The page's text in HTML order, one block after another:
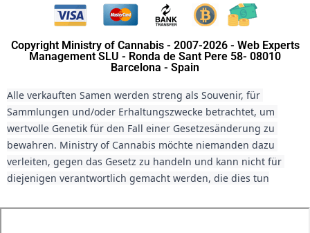
Copyright Ministry of Cannabis - 2007-2026 - Web Experts
Management SLU - Ronda de Sant Pere 58- 08010
Barcelona - Spain
Alle verkauften Samen werden streng als Souvenir, für
Sammlungen und/oder Erhaltungszwecke betrachtet, um
wertvolle Genetik für den Fall einer Gesetzesänderung zu
bewahren. Ministry of Cannabis möchte niemanden dazu
verleiten, gegen das Gesetz zu handeln und kann nicht für
diejenigen verantwortlich gemacht werden, die dies tun